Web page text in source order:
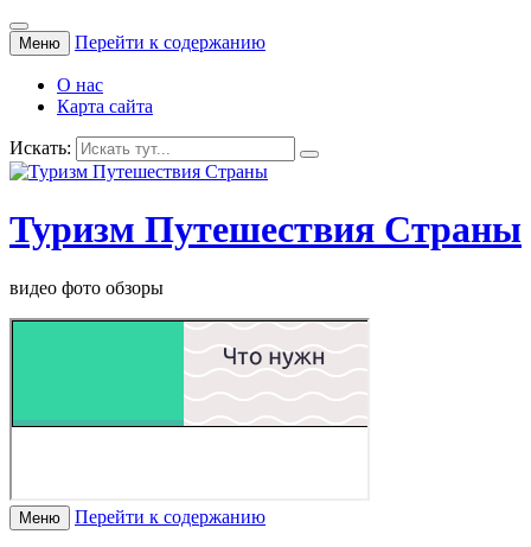
Меню Перейти к содержанию
О нас
Карта сайта
Искать:
Туризм Путешествия Страны
видео фото обзоры
Меню Перейти к содержанию